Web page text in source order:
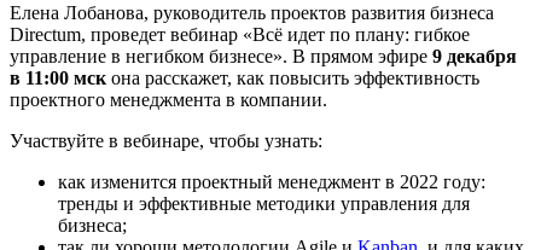
Елена Лобанова, руководитель проектов развития бизнеса
Directum, проведет вебинар «Всё идет по плану: гибкое
управление в негибком бизнесе». В прямом эфире 9 декабря
в 11:00 мск она расскажет, как повысить эффективность
проектного менеджмента в компании.
Участвуйте в вебинаре, чтобы узнать:
как изменится проектный менеджмент в 2022 году:
тренды и эффективные методики управления для
бизнеса;